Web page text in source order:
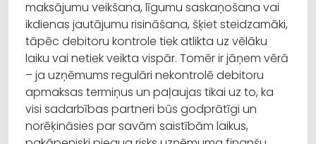
maksājumu veikšana, līgumu saskaņošana vai
ikdienas jautājumu risināšana, šķiet steidzamāki,
tāpēc debitoru kontrole tiek atlikta uz vēlāku
laiku vai netiek veikta vispār. Tomēr ir jāņem vērā
– ja uzņēmums regulāri nekontrolē debitoru
apmaksas termiņus un paļaujas tikai uz to, ka
visi sadarbības partneri būs godprātīgi un
norēķināsies par savām saistībām laikus,